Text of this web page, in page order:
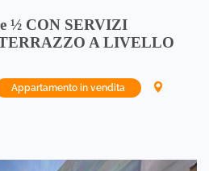
½ CON SERVIZI
A LIVELLO
Appartamento in vendita